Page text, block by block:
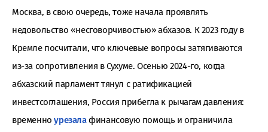
Москва, в свою очередь, тоже начала проявлять
недовольство «несговорчивостью» абхазов. К 2023 году в
Кремле посчитали, что ключевые вопросы затягиваются
из-за сопротивления в Сухуме. Осенью 2024-го, когда
абхазский парламент тянул с ратификацией
инвестсоглашения, Россия прибегла к рычагам давления:
временноурезалафинансовую помощь и ограничила